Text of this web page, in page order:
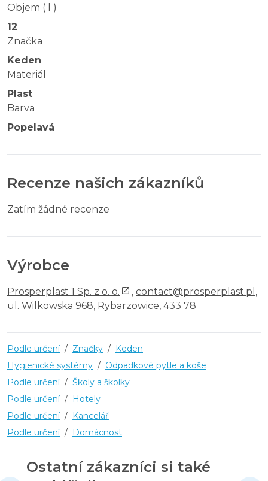
Objem ( l )
12
Značka
Keden
Materiál
Plast
Barva
Popelavá
Recenze našich zákazníků
Zatím žádné recenze
Výrobce
Prosperplast 1 Sp. z o. o. , contact@prosperplast.pl ,
ul. Wilkowska 968, Rybarzowice, 433 78
Podle určení / Značky /
Keden
Hygienické systémy / Odpadkové pytle a koše
Podle určení / Školy a školky
Podle určení /
Hotely
Podle určení /
Kancelář
Podle určení / Domácnost
Ostatní zákazníci si také